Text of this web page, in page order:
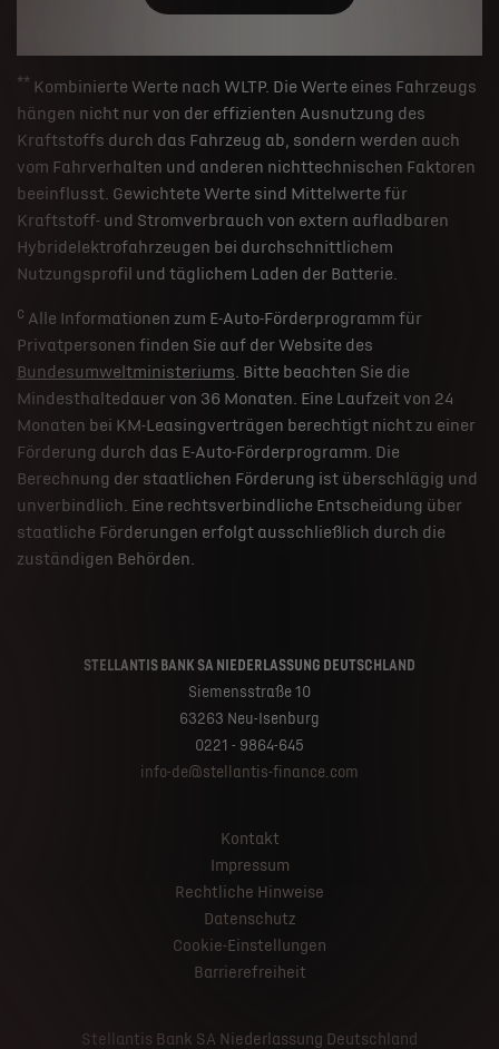
** Kombinierte Werte nach WLTP. Die Werte eines Fahrzeugs
hängen nicht nur von der effizienten Ausnutzung des
Kraftstoffs durch das Fahrzeug ab, sondern werden auch
vom Fahrverhalten und anderen nichttechnischen Faktoren
beeinflusst. Gewichtete Werte sind Mittelwerte für
Kraftstoff- und Stromverbrauch von extern aufladbaren
Hybridelektrofahrzeugen bei durchschnittlichem
Nutzungsprofil und täglichem Laden der Batterie.
c Alle Informationen zum E-Auto-Förderprogramm für
Privatpersonen finden Sie auf der Website des
Bundesumweltministeriums. Bitte beachten Sie die
Mindesthaltedauer von 36 Monaten. Eine Laufzeit von 24
Monaten bei KM-Leasingverträgen berechtigt nicht zu einer
Förderung durch das E-Auto-Förderprogramm. Die
Berechnung der staatlichen Förderung ist überschlägig und
unverbindlich. Eine rechtsverbindliche Entscheidung über
staatliche Förderungen erfolgt ausschließlich durch die
zuständigen Behörden.
STELLANTIS BANK SA NIEDERLASSUNG DEUTSCHLAND
Siemensstraße 10
63263 Neu-Isenburg
0221 - 9864-645
info-de@stellantis-finance.com
Kontakt
Impressum
Rechtliche Hinweise
Datenschutz
Cookie-Einstellungen
Barrierefreiheit
Stellantis Bank SA Niederlassung Deutschland